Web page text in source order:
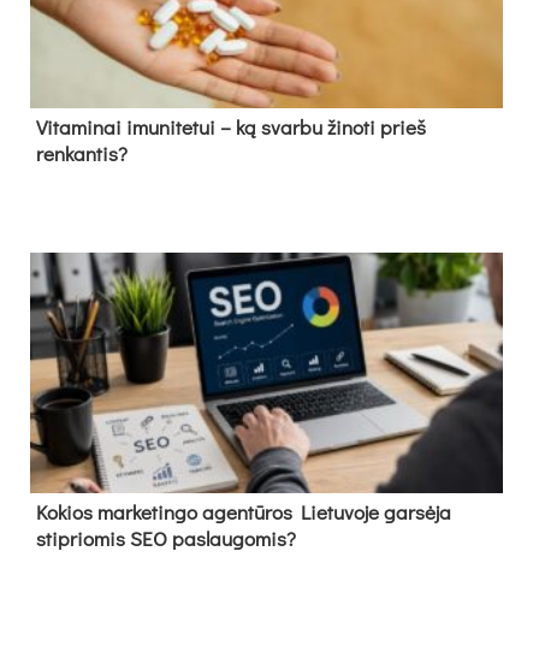
Vitaminai imunitetui – ką svarbu žinoti prieš
renkantis?
Kokios marketingo agentūros Lietuvoje garsėja
stipriomis SEO paslaugomis?